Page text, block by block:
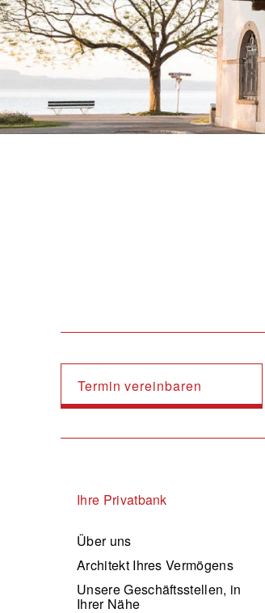
Termin vereinbaren
Navigation principale
Ihre Privatbank
Über uns
Architekt Ihres Vermögens
Unsere Geschäftsstellen, in
Ihrer Nähe